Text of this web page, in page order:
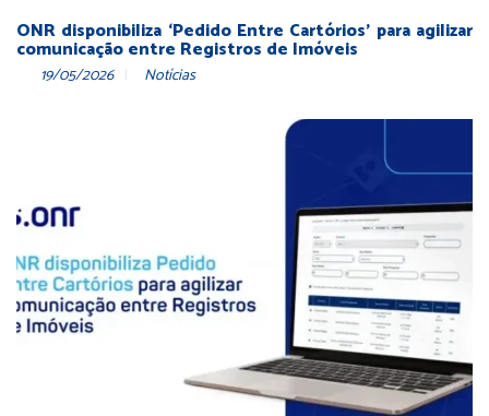
ONR disponibiliza ‘Pedido Entre Cartórios’ para agilizar
comunicação entre Registros de Imóveis
19/05/2026 Notícias